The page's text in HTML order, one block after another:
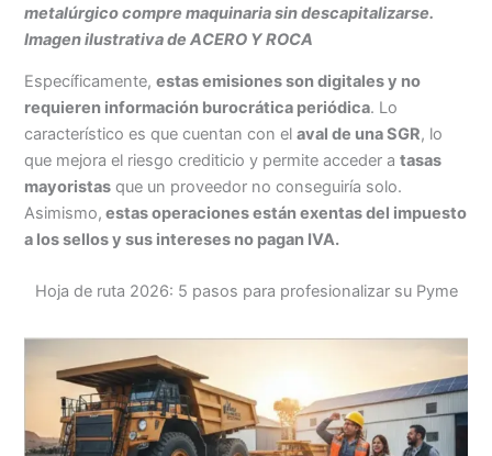
metalúrgico compre maquinaria sin descapitalizarse.
Imagen ilustrativa de ACERO Y ROCA
Específicamente,estas emisiones son digitales y no
requieren información burocrática periódica. Lo
característico es que cuentan con elaval de una SGR, lo
que mejora el riesgo crediticio y permite acceder atasas
mayoristas que un proveedor no conseguiría solo.
Asimismo, estas operaciones están exentas del impuesto
a los sellos y sus intereses no pagan IVA.
Hoja de ruta 2026: 5 pasos para profesionalizar su Pyme